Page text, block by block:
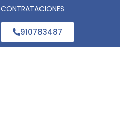
CONTRATACIONES
910783487